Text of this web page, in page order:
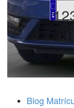
Blog